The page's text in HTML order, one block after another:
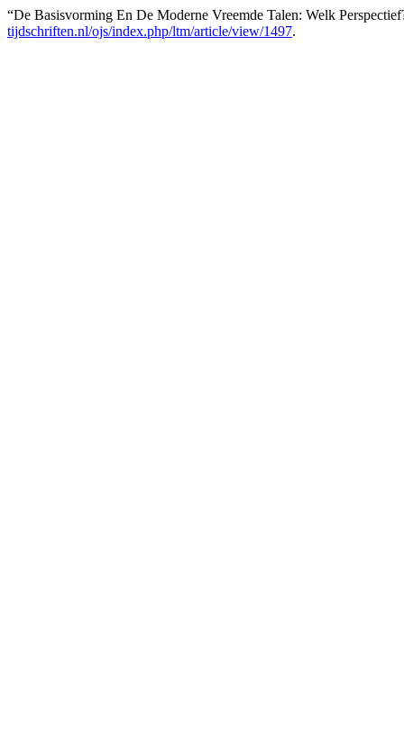
“De Basisvorming En De Moderne Vreemde Talen: Welk
tijdschriften.nl/ojs/index.php/ltm/article/view/1497.